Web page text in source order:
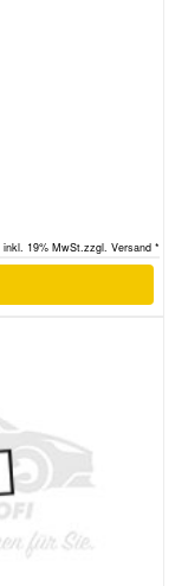
inkl. 19% MwSt.zzgl. Versand *